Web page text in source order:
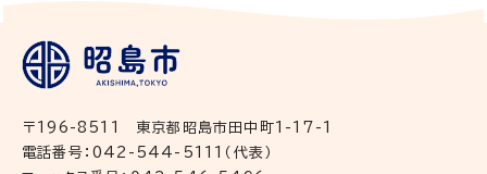
〒196-8511 東京都昭島市田中町1-17-1
電話番号：042-544-5111（代表）